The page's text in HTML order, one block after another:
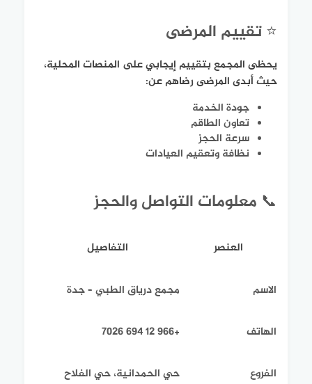
⭐ تقييم المرضى
يحظى المجمع بتقييم إيجابي على المنصات المحلية،
حيث أبدى المرضى رضاهم عن:
جودة الخدمة
تعاون الطاقم
سرعة الحجز
نظافة وتعقيم العيادات
📞 معلومات التواصل والحجز
العنصر التفاصيل
الاسم مجمع درياق الطبي – جدة
الهاتف +966 12 694 7026
الفروع حي الحمدانية، حي الفلاح